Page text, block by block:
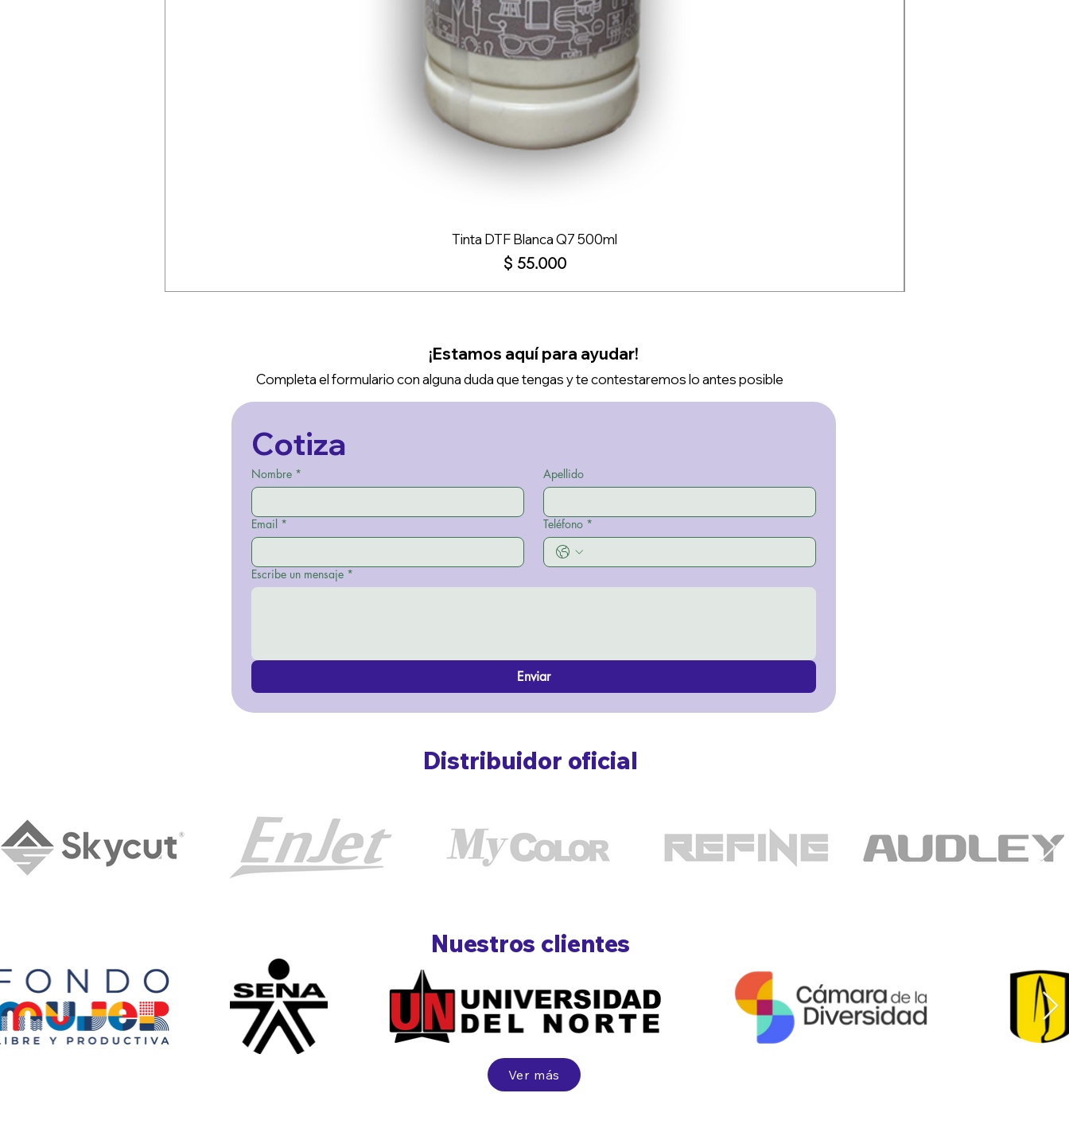
Tinta DTF Blanca Q7 500ml
Precio
$ 55.000
¡Estamos aquí para ayudar!
Completa el formulario con alguna duda que tengas y te contestaremos lo antes posible
Cotiza
Nombre * Apellido
Email * Teléfono *
Escribe un mensaje *
Enviar
Distribuidor oficial
Nuestros clientes
Ver más